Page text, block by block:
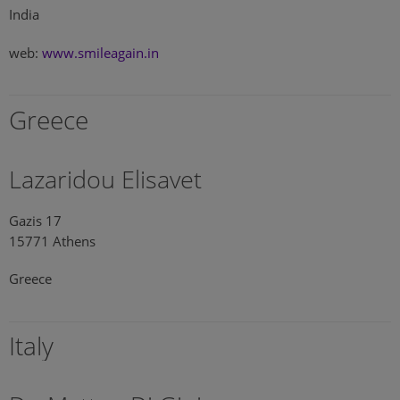
India
web: www.smileagain.in
Greece
Lazaridou Elisavet
Gazis 17
15771 Athens
Greece
Italy